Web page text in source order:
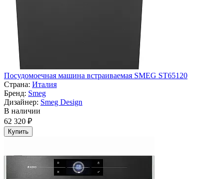
Посудомоечная машина встраиваемая SMEG ST65120
Страна: Италия
Бренд: Smeg
Дизайнер: Smeg Design
В наличии
62 320 ₽
Купить